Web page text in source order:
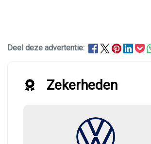
Deel deze advertentie:
Zekerheden